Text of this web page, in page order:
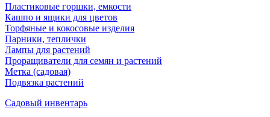
Пластиковые горшки, емкости
Кашпо и ящики для цветов
Торфяные и кокосовые изделия
Парники, теплички
Лампы для растений
Проращиватели для семян и растений
Метка (садовая)
Подвязка растений
Садовый инвентарь